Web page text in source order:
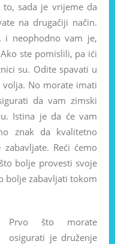
sada je vrijeme da
na drugačiji način.
i neophodno vam je,
ste pomislili, pa ići
su. Odite spavati u
No morate imati
da vam zimski
Istina je da će vam
znak da kvalitetno
Reći ćemo
bolje provesti svoje
bolje zabavljati tokom
Prvo što morate
osigurati je druženje